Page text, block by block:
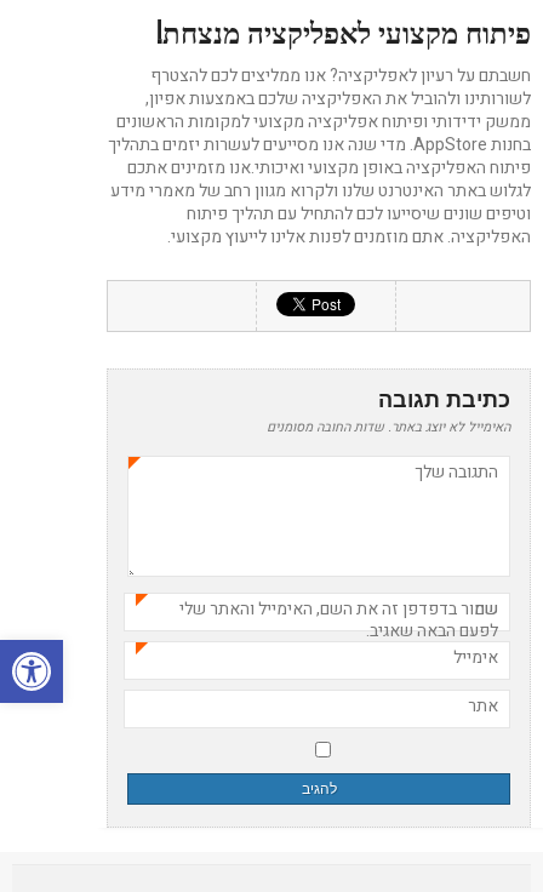
פתח
פיתוח מקצועי לאפליקציה מנצחת!
חשבתם על רעיון לאפליקציה? אנו ממליצים לכם להצטרף
לשורותינו ולהוביל את האפליקציה שלכם באמצעות אפיון,
ממשק ידידותי ופיתוח אפליקציה מקצועי למקומות הראשונים
בחנות AppStore. מדי שנה אנו מסייעים לעשרות יזמים בתהליך
פיתוח האפליקציה באופן מקצועי ואיכותי.אנו מזמינים אתכם
לגלוש באתר האינטרנט שלנו ולקרוא מגוון רחב של מאמרי מידע
וטיפים שונים שיסייעו לכם להתחיל עם תהליך פיתוח
האפליקציה. אתם מוזמנים לפנות אלינו לייעוץ מקצועי.
כתיבת תגובה
האימייל לא יוצג באתר. שדות החובה מסומנים
התגובה שלך
שם
אימייל
אתר
שמור בדפדפן זה את השם, האימייל והאתר שלי
לפעם הבאה שאגיב.